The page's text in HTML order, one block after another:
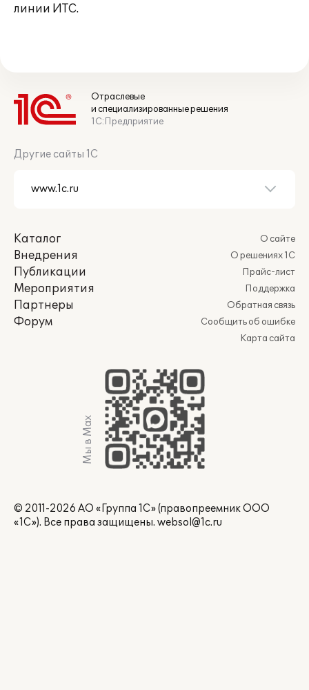
линии ИТС.
Отраслевые
и специализированные решения
1С:Предприятие
Другие сайты 1С
Каталог
Внедрения
Публикации
Мероприятия
Партнеры
Форум
О сайте
О решениях 1С
Прайс-лист
Поддержка
Обратная связь
Сообщить об ошибке
Карта сайта
Мы в Max
© 2011-2026 АО «Группа 1С» (правопреемник ООО
«1С»). Все права защищены. websol@1c.ru